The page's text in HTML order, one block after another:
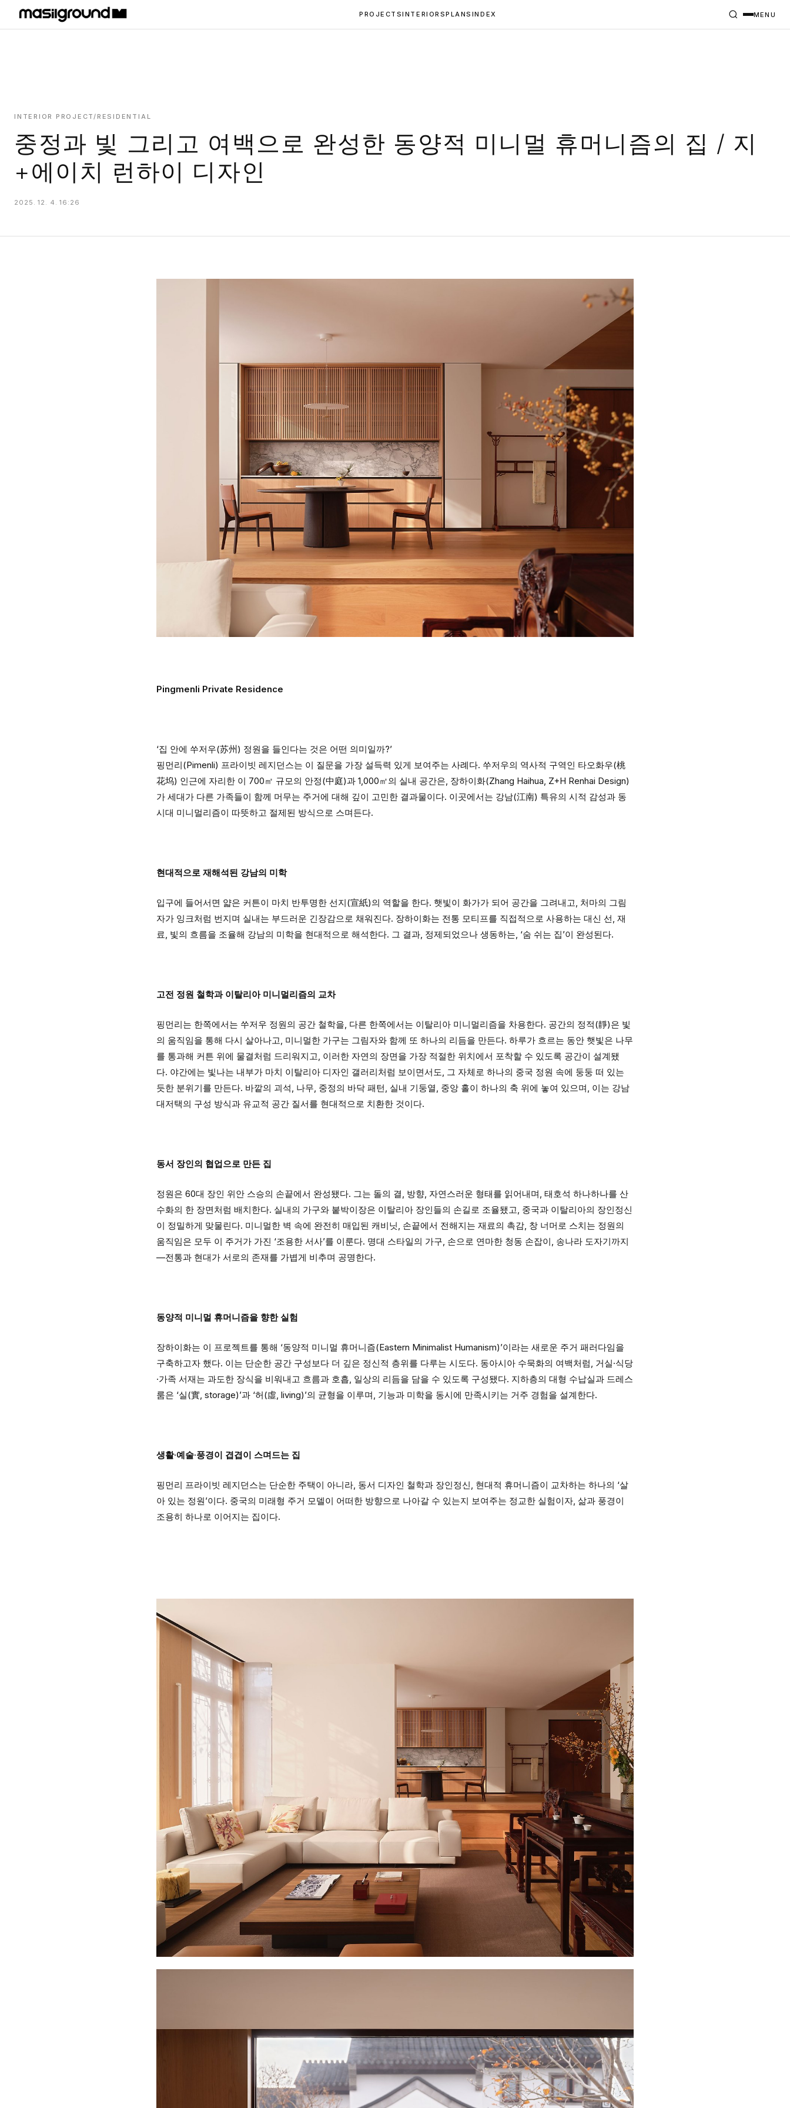
HOME
PLANS
INDEX
MASILWIDE
PROJECTSINTERIORSPLANS INDEX MENU
INTERIOR PROJECT/RESIDENTIAL
중정과 빛 그리고 여백으로 완성한 동양적 미니멀 휴머니즘의 집 / 지
+에이치 런하이 디자인
2025. 12. 4. 16:26
Pingmenli Private Residence
‘집 안에 쑤저우(苏州) 정원을 들인다는 것은 어떤 의미일까?’
핑먼리(Pimenli) 프라이빗 레지던스는 이 질문을 가장 설득력 있게 보여주는 사례다. 쑤저우의 역사적 구역인 타오화우(桃
花坞) 인근에 자리한 이 700㎡ 규모의 안정(中庭)과 1,000㎡의 실내 공간은, 장하이화(Zhang Haihua, Z+H Renhai Design)
가 세대가 다른 가족들이 함께 머무는 주거에 대해 깊이 고민한 결과물이다. 이곳에서는 강남(江南) 특유의 시적 감성과 동
시대 미니멀리즘이 따뜻하고 절제된 방식으로 스며든다.
현대적으로 재해석된 강남의 미학
입구에 들어서면 얇은 커튼이 마치 반투명한 선지(宣紙)의 역할을 한다. 햇빛이 화가가 되어 공간을 그려내고, 처마의 그림
자가 잉크처럼 번지며 실내는 부드러운 긴장감으로 채워진다. 장하이화는 전통 모티프를 직접적으로 사용하는 대신 선, 재
료, 빛의 흐름을 조율해 강남의 미학을 현대적으로 해석한다. 그 결과, 정제되었으나 생동하는, ‘숨 쉬는 집’이 완성된다.
고전 정원 철학과 이탈리아 미니멀리즘의 교차
핑먼리는 한쪽에서는 쑤저우 정원의 공간 철학을, 다른 한쪽에서는 이탈리아 미니멀리즘을 차용한다. 공간의 정적(靜)은 빛
의 움직임을 통해 다시 살아나고, 미니멀한 가구는 그림자와 함께 또 하나의 리듬을 만든다. 하루가 흐르는 동안 햇빛은 나무
를 통과해 커튼 위에 물결처럼 드리워지고, 이러한 자연의 장면을 가장 적절한 위치에서 포착할 수 있도록 공간이 설계됐
다. 야간에는 빛나는 내부가 마치 이탈리아 디자인 갤러리처럼 보이면서도, 그 자체로 하나의 중국 정원 속에 둥둥 떠 있는
듯한 분위기를 만든다. 바깥의 괴석, 나무, 중정의 바닥 패턴, 실내 기둥열, 중앙 홀이 하나의 축 위에 놓여 있으며, 이는 강남
대저택의 구성 방식과 유교적 공간 질서를 현대적으로 치환한 것이다.
동서 장인의 협업으로 만든 집
정원은 60대 장인 위안 스승의 손끝에서 완성됐다. 그는 돌의 결, 방향, 자연스러운 형태를 읽어내며, 태호석 하나하나를 산
수화의 한 장면처럼 배치한다. 실내의 가구와 붙박이장은 이탈리아 장인들의 손길로 조율됐고, 중국과 이탈리아의 장인정신
이 정밀하게 맞물린다. 미니멀한 벽 속에 완전히 매입된 캐비닛, 손끝에서 전해지는 재료의 촉감, 창 너머로 스치는 정원의
움직임은 모두 이 주거가 가진 ‘조용한 서사’를 이룬다. 명대 스타일의 가구, 손으로 연마한 청동 손잡이, 송나라 도자기까지
—전통과 현대가 서로의 존재를 가볍게 비추며 공명한다.
동양적 미니멀 휴머니즘을 향한 실험
장하이화는 이 프로젝트를 통해 ‘동양적 미니멀 휴머니즘(Eastern Minimalist Humanism)’이라는 새로운 주거 패러다임을
구축하고자 했다. 이는 단순한 공간 구성보다 더 깊은 정신적 층위를 다루는 시도다. 동아시아 수묵화의 여백처럼, 거실·식당
·가족 서재는 과도한 장식을 비워내고 흐름과 호흡, 일상의 리듬을 담을 수 있도록 구성됐다. 지하층의 대형 수납실과 드레스
룸은 ‘실(實, storage)’과 ‘허(虛, living)’의 균형을 이루며, 기능과 미학을 동시에 만족시키는 거주 경험을 설계한다.
생활·예술·풍경이 겹겹이 스며드는 집
핑먼리 프라이빗 레지던스는 단순한 주택이 아니라, 동서 디자인 철학과 장인정신, 현대적 휴머니즘이 교차하는 하나의 ‘살
아 있는 정원’이다. 중국의 미래형 주거 모델이 어떠한 방향으로 나아갈 수 있는지 보여주는 정교한 실험이자, 삶과 풍경이
조용히 하나로 이어지는 집이다.